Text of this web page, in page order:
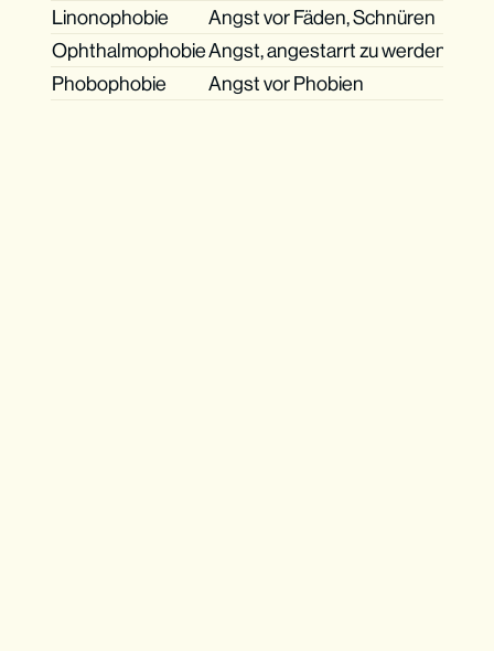
Linonophobie
Angst vor Fäden, Schnüren
OphthalmophobieAngst, angestarrt zu werden
Phobophobie
Angst vor Phobien